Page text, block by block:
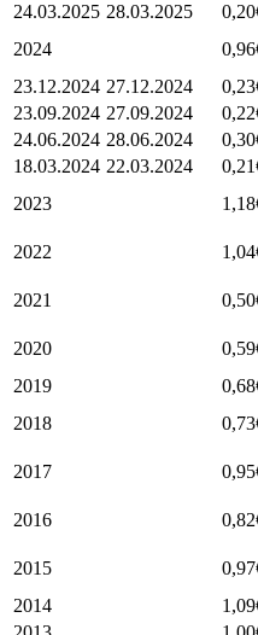
24.03.2025 28.03.2025 0,20
2024
0,96
23.12.2024 27.12.2024 0,23
23.09.2024 27.09.2024 0,22
24.06.2024 28.06.2024 0,30
18.03.2024 22.03.2024 0,21
2023
1,18
2022 1,04
2021 0,50
2020 0,59
2019
0,68
2018
0,73
2017 0,95
2016 0,82
2015 0,97
2014
1,09